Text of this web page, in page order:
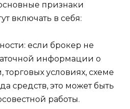
признаки
включать в себя:
если брокер не
информации о
торговых условиях, схеме
средств, это может быть
работы.